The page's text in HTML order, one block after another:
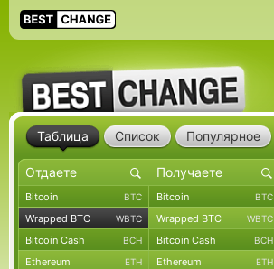
Таблица Список Популярное
Bitcoin BTC Bitcoin BTC
Wrapped BTC WBTC Wrapped BTC WBTC
Bitcoin Cash BCH Bitcoin Cash BCH
Ethereum ETH Ethereum ETH